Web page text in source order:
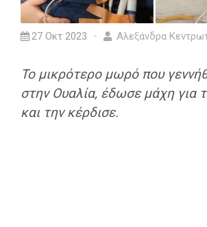
27 Οκτ 2023 Αλεξάνδρα
Το μικρότερο μωρό που
στην Ουαλία, έδωσε μάχη για
και την κέρδισε.